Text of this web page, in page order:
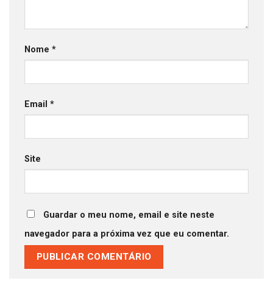
Nome *
Email *
Site
Guardar o meu nome, email e site neste
navegador para a próxima vez que eu comentar.